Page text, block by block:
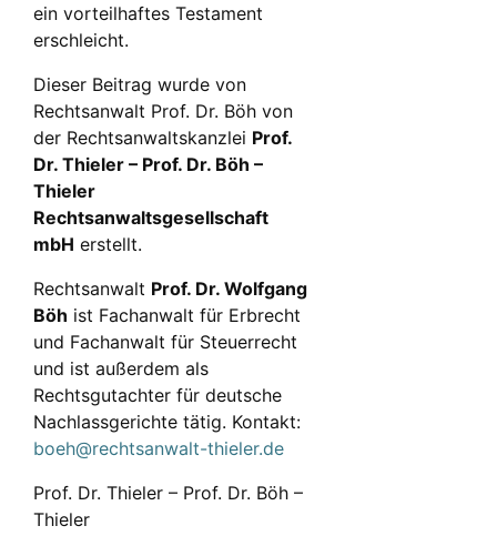
ein vorteilhaftes Testament
erschleicht.
Dieser Beitrag wurde von
Rechtsanwalt Prof. Dr. Böh von
der Rechtsanwaltskanzlei Prof.
Dr. Thieler – Prof. Dr. Böh –
Thieler
Rechtsanwaltsgesellschaft
mbH erstellt.
Rechtsanwalt Prof. Dr. Wolfgang
Böh ist Fachanwalt für Erbrecht
und Fachanwalt für Steuerrecht
und ist außerdem als
Rechtsgutachter für deutsche
Nachlassgerichte tätig. Kontakt:
boeh@rechtsanwalt-thieler.de
Prof. Dr. Thieler – Prof. Dr. Böh –
Thieler